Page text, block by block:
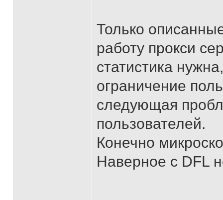
Только
работу прокси
статистика
ограничение
следующая
пользователей.
Конечно
Наверное с DFL